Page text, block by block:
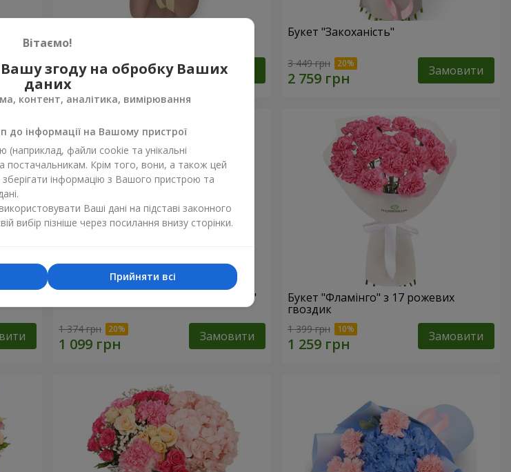
1 764 грн Замовити
Букет "Закоханість"
3 449 грн Замовити
Букет "Королева Карибського моря"
1 374 грн Замовити
Букет "Фламінго" з 17 рожевих
гвоздик
1 399 грн Замовити
Вітаємо!
згоду на обробку Ваших
даних
контент, аналітика, вимірювання
до інформації на Вашому пристрої
(наприклад, файли cookie та унікальні
постачальникам. Крім того, вони, а також цей
інформацію з Вашого пристрою та
Ваші дані на підставі законного
вибір пізніше через посилання внизу сторінки.
Прийняти всі